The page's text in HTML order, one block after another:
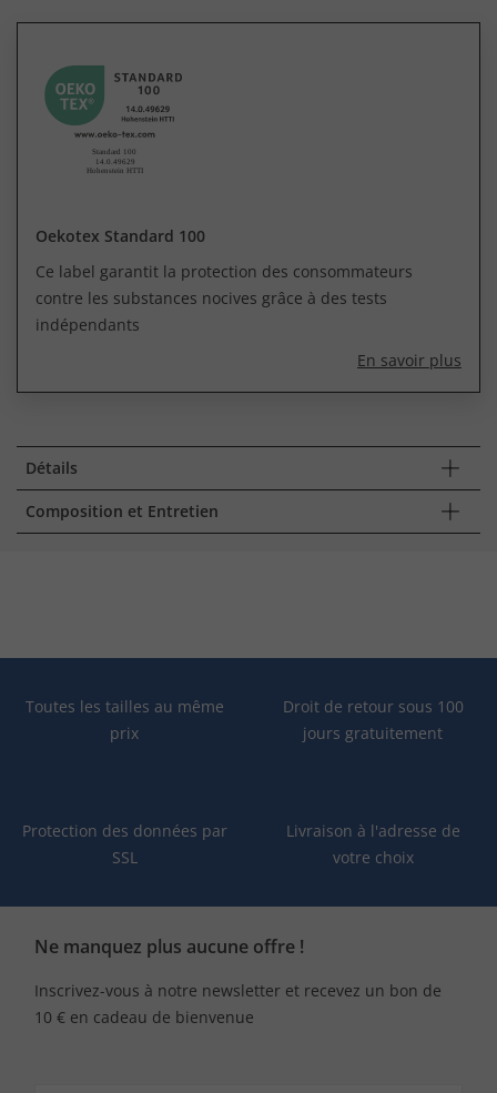
Oekotex Standard 100
Ce label garantit la protection des consommateurs
contre les substances nocives grâce à des tests
indépendants
En savoir plus
Détails
Composition et Entretien
Toutes les tailles au même
prix
Droit de retour sous 100
jours gratuitement
Protection des données par
SSL
Livraison à l'adresse de
votre choix
Ne manquez plus aucune offre !
Inscrivez-vous à notre newsletter et recevez un bon de
10 € en cadeau de bienvenue